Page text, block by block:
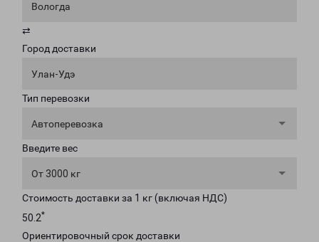
Вологда
⇄
Город доставки
Улан-Удэ
Тип перевозки
Автоперевозка
Введите вес
От 3000 кг
Стоимость доставки за 1 кг (включая НДС)
50.2*
Ориентировочный срок доставки